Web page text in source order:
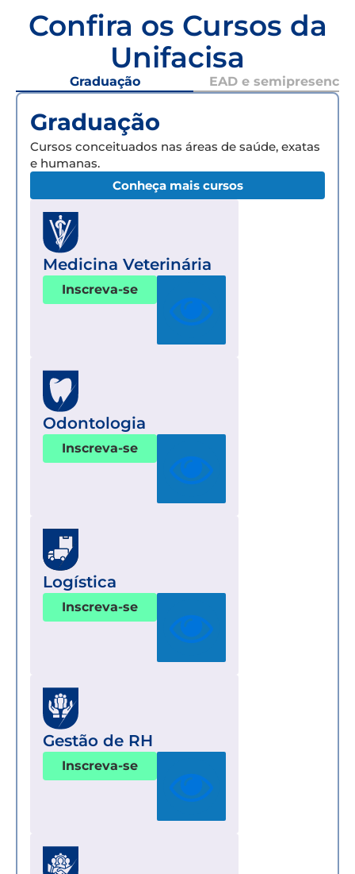
Confira os Cursos da
Unifacisa
Graduação EAD e semipresencial
Graduação
Cursos conceituados nas áreas de saúde, exatas
e humanas.
Conheça mais cursos
Medicina Veterinária
Inscreva-se
Odontologia
Inscreva-se
Logística
Inscreva-se
Gestão de RH
Inscreva-se